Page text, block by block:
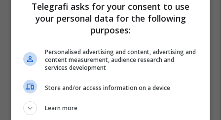
Telegrafi asks for your consent to use
your personal data for the following
purposes:
Personalised advertising and content, advertising and
content measurement, audience research and
services development
Store and/or access information on a device
Learn more